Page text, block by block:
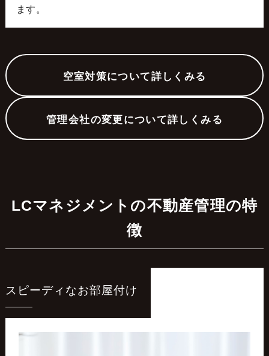
ます。
空室対策について詳しくみる
管理会社の変更について詳しくみる
LCマネジメントの不動産管理の特
徴
スピーディなお部屋付け